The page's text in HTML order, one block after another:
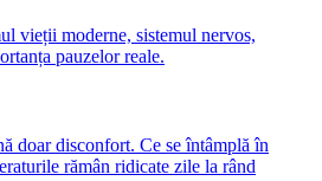
vieții moderne, sistemul nervos,
pauzelor reale.
doar disconfort. Ce se întâmplă în
rămân ridicate zile la rând